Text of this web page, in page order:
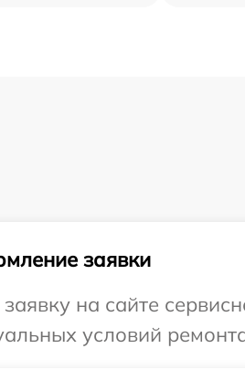
заявки
заявку на сайте
условий